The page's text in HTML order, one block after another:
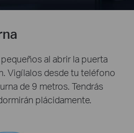
al abrir la puerta
Vigílalos desde tu teléfono
de 9 metros. Tendrás
plácidamente.